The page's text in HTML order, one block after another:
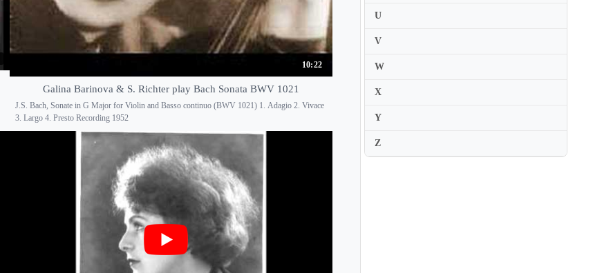
10:22
Galina Barinova & S. Richter play Bach Sonata BWV 1021
J.S. Bach, Sonate in G Major for Violin and Basso continuo (BWV 1021) 1. Adagio 2. Vivace
3. Largo 4. Presto Recording 1952
Giuliano Carmignola
Gordan Nikolitch
U
V
W
X
Y
Z